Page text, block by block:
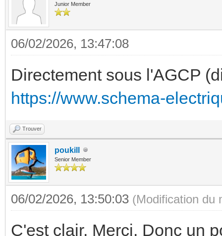
Junior Member
06/02/2026, 13:47:08
Directement sous l'AGCP
https://www.schema-
Trouver
poukill
Senior Member
06/02/2026, 13:50:03 (Modification du
C'est clair. Merci. Donc un